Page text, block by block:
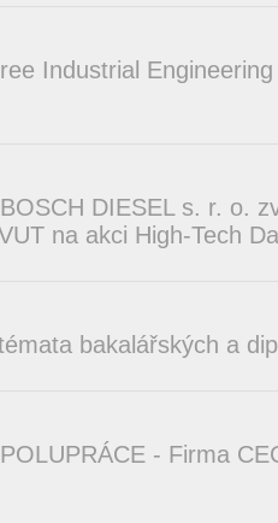
Industrial
DIESEL s. r. o.
na akci High-Tech
bakalářských a
- Firma